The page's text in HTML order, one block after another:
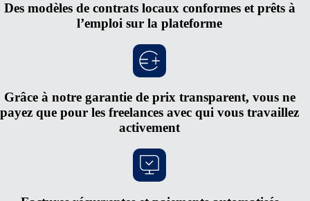
Des modèles de contrats locaux conformes et prêts à
l’emploi sur la plateforme
Grâce à notre garantie de prix transparent, vous ne
payez que pour les freelances avec qui vous travaillez
activement